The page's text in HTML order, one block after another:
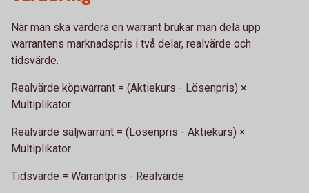
När man ska värdera en warrant brukar man dela upp
warrantens marknadspris i två delar, realvärde och
tidsvärde.
Realvärde köpwarrant = (Aktiekurs - Lösenpris) ×
Multiplikator
Realvärde säljwarrant = (Lösenpris - Aktiekurs) ×
Multiplikator
Tidsvärde = Warrantpris - Realvärde